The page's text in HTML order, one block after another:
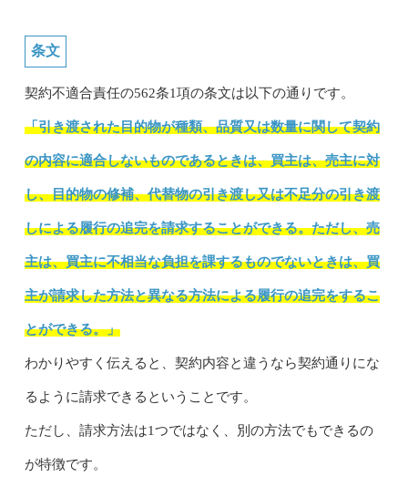
条文
契約不適合責任の562条1項の条文は以下の通りです。
「引き渡された目的物が種類、品質又は数量に関して契約
の内容に適合しないものであるときは、買主は、売主に対
し、目的物の修補、代替物の引き渡し又は不足分の引き渡
しによる履行の追完を請求することができる。ただし、売
主は、買主に不相当な負担を課するものでないときは、買
主が請求した方法と異なる方法による履行の追完をするこ
とができる。」
わかりやすく伝えると、契約内容と違うなら契約通りにな
るように請求できるということです。
ただし、請求方法は1つではなく、別の方法でもできるの
が特徴です。